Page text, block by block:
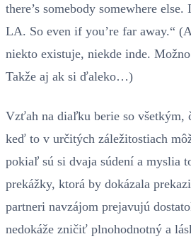
there’s somebody somewhere
LA. So even if you’re far away.“
niekto existuje, niekde inde.
Takže aj ak si ďaleko…)
Vzťah na diaľku berie so všetkým,
keď to v určitých záležitostiach
pokiaľ sú si dvaja súdení a myslia
prekážky, ktorá by dokázala
partneri navzájom prejavujú
nedokáže zničiť plnohodnotný a